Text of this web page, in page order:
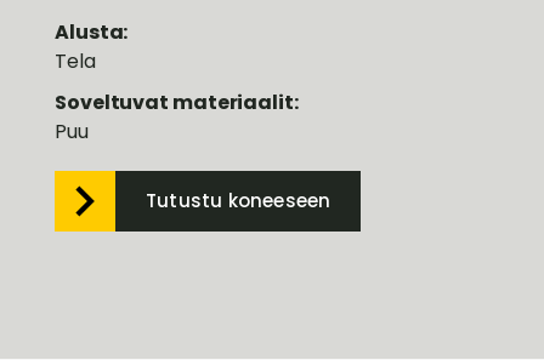
Alusta:
Tela
Soveltuvat materiaalit:
Puu
Tutustu koneeseen